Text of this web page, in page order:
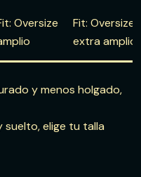
Oversize
Fit: Oversize
extra amplio
y menos holgado,
suelto, elige tu talla